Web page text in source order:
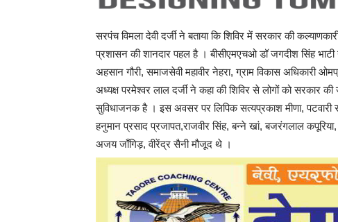
सरपंच विमला देवी दर्जी ने बताया कि शिविर में सरकार की
प्रशासन की शानदार पहल है । बीसीएमएचओ डॉ जगदीश सिंह भाटी
अहसान गौरी, समाजसेवी महावीर नेहरा, ग्राम विकास अधिकारी
अध्यक्ष परमेश्वर लाल दर्जी ने कहा की शिविर से लोगों को सरकार
सुविधाजनक है । इस अवसर पर लिपिक सत्यप्रकाश मीणा,
हनुमान प्रसाद प्रजापत,राजवीर सिंह, बन्ने खां, बजरंगलाल
अजय जाँगिड़, वीरेंद्र सैनी मौजूद थे ।